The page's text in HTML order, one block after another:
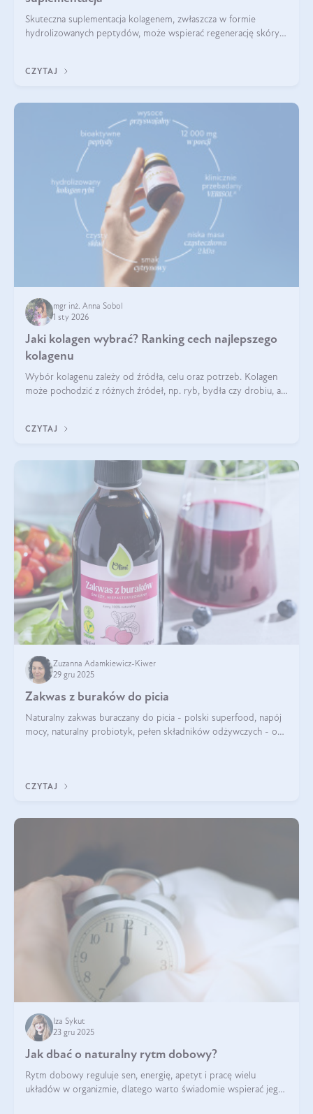
Skuteczna suplementacja kolagenem, zwłaszcza w formie
hydrolizowanych peptydów, może wspierać regenerację skóry i
CZYTAJ
mgr inż. Anna Sobol
1 sty 2026
Jaki kolagen wybrać? Ranking cech najlepszego
kolagenu
Wybór kolagenu zależy od źródła, celu oraz potrzeb. Kolagen
może pochodzić z różnych źródeł, np. ryb, bydła czy drobiu, a
bydlęcy.
CZYTAJ
Zuzanna Adamkiewicz-Kiwer
29 gru 2025
Zakwas z buraków do picia
Naturalny zakwas buraczany do picia - polski superfood, napój
mocy, naturalny probiotyk, pełen składników odżywczych - o
CZYTAJ
Iza Sykut
23 gru 2025
Jak dbać o naturalny rytm dobowy?
Rytm dobowy reguluje sen, energię, apetyt i pracę wielu
układów w organizmie, dlatego warto świadomie wspierać jego